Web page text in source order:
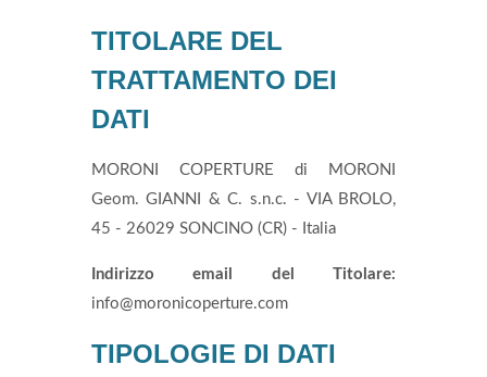
TITOLARE DEL
TRATTAMENTO DEI
DATI
MORONI COPERTURE di MORONI
Geom. GIANNI & C. s.n.c. - VIA BROLO,
45 - 26029 SONCINO (CR) - Italia
Indirizzo email del Titolare:
info@moronicoperture.com
TIPOLOGIE DI DATI